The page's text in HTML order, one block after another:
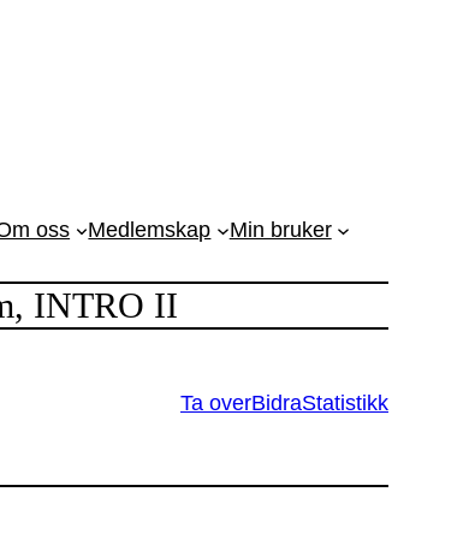
oss Medlemskap Min bruker
INTRO II
Ta overBidraStatistikk